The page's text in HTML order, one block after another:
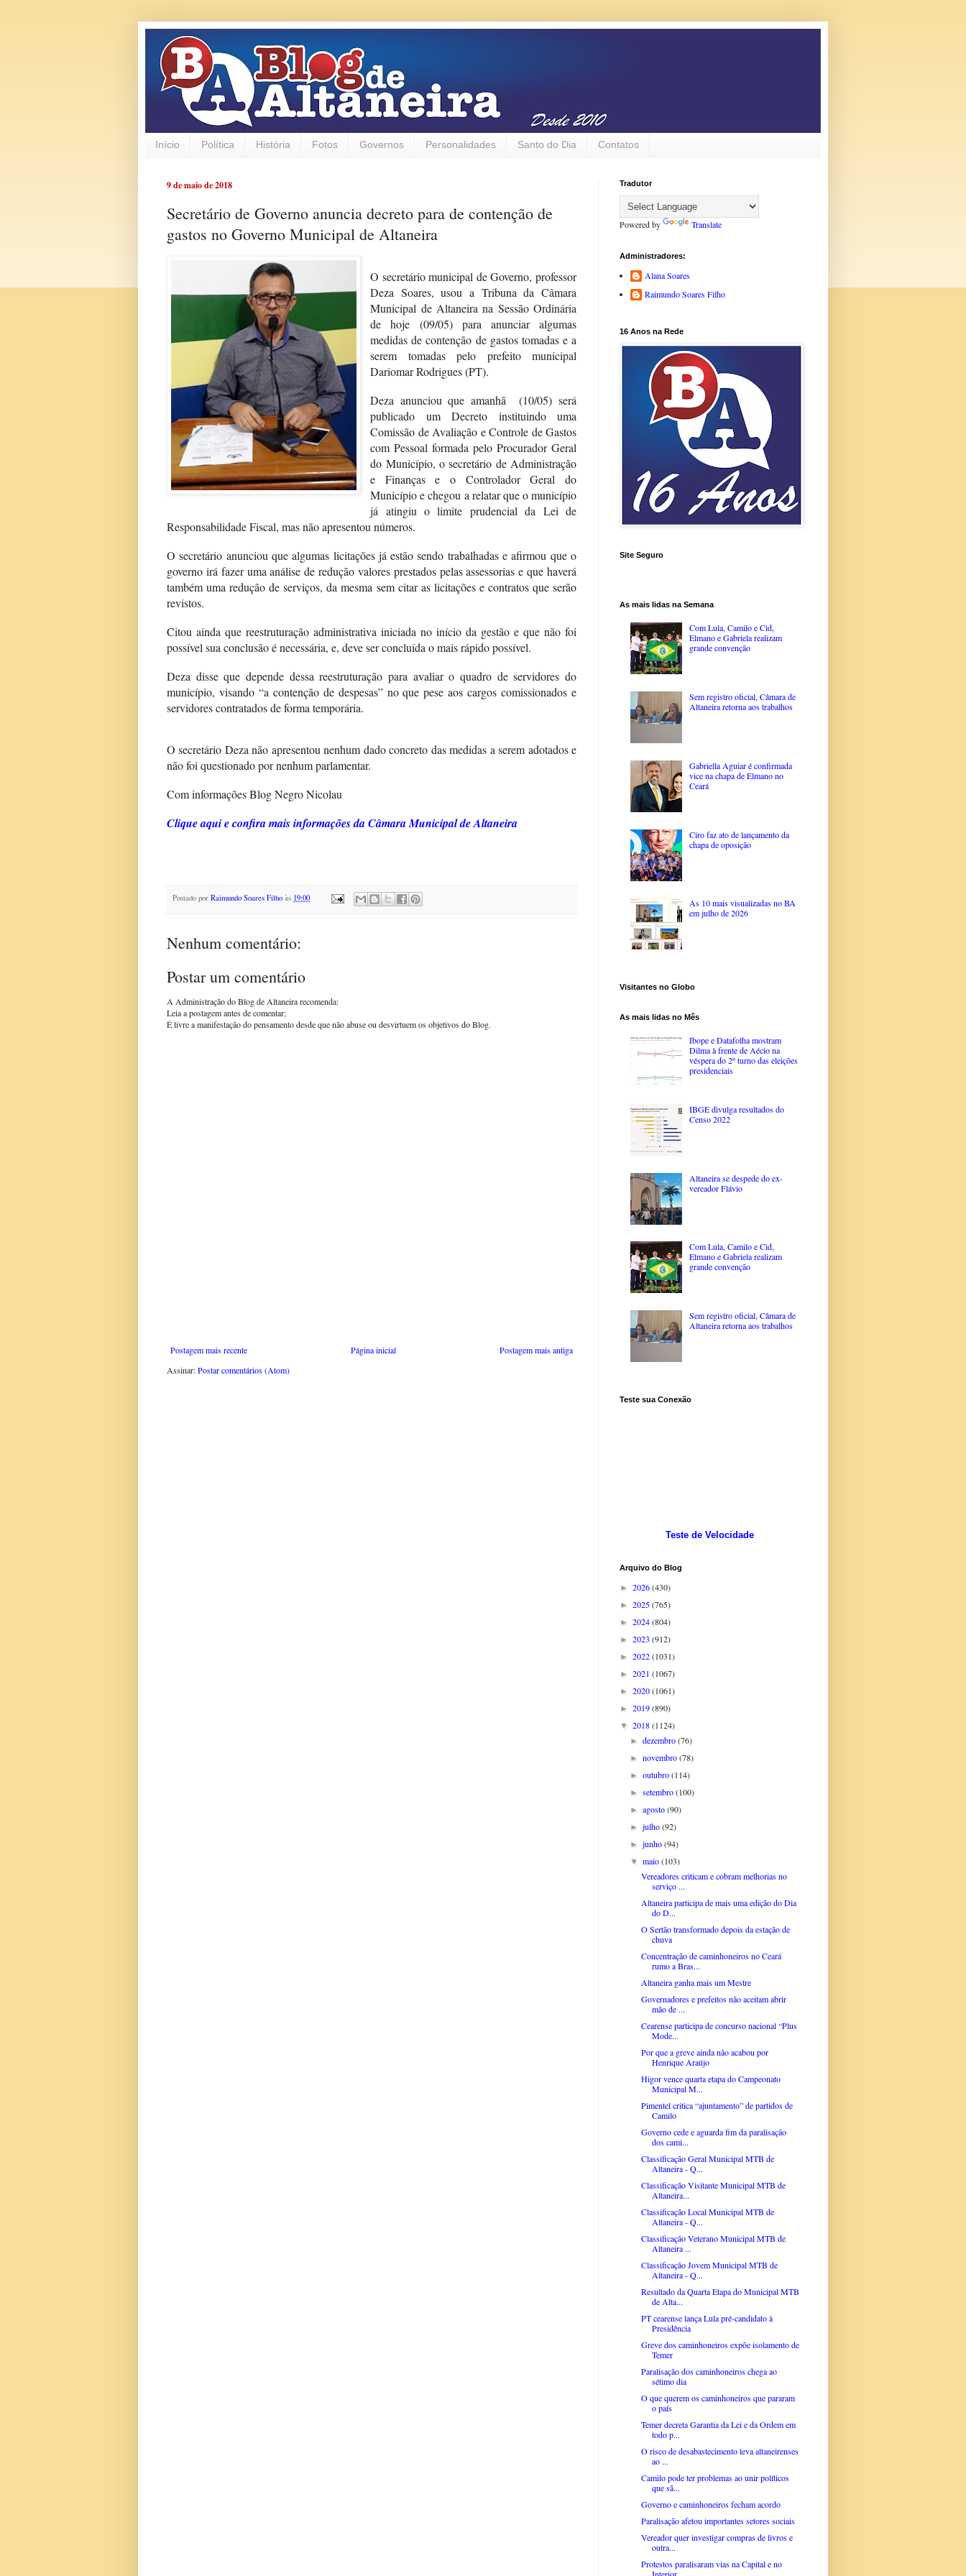
Início Política História Fotos Governos Personalidades Santo do Dia Contatos
9 de maio de 2018
Secretário de Governo anuncia decreto para de contenção de
gastos no Governo Municipal de Altaneira
O secretário municipal de Governo, professor
Deza Soares, usou a Tribuna da Câmara
Municipal de Altaneira na Sessão Ordinária
de hoje (09/05) para anunciar algumas
medidas de contenção de gastos tomadas e a
serem tomadas pelo prefeito municipal
Dariomar Rodrigues (PT).
Deza anunciou que amanhã
(10/05) será
publicado um Decreto instituindo uma
Comissão de Avaliação e Controle de Gastos
com Pessoal formada pelo Procurador Geral
do Município, o secretário de Administração
e Finanças e o Controlador Geral do
Município e chegou a relatar que o município
já atingiu o limite prudencial da Lei de
Responsabilidade Fiscal, mas não apresentou números.
O secretário anunciou que algumas licitações já estão sendo trabalhadas e afirmou que o
governo irá fazer uma análise de redução valores prestados pelas assessorias e que haverá
também uma redução de serviços, da mesma sem citar as licitações e contratos que serão
revistos.
Citou ainda que reestruturação administrativa iniciada no início da gestão e que não foi
possível sua conclusão é necessária, e, deve ser concluída o mais rápido possível.
Deza disse que depende dessa reestruturação para avaliar o quadro de servidores do
município, visando “a contenção de despesas” no que pese aos cargos comissionados e
servidores contratados de forma temporária.
O secretário Deza não apresentou nenhum dado concreto das medidas a serem adotados e
não foi questionado por nenhum parlamentar.
Com informações Blog Negro Nicolau
Clique aqui e confira mais informações da Câmara Municipal de Altaneira
Postado por Raimundo Soares Filho às 19:00
Nenhum comentário:
Postar um comentário
A Administração do Blog de Altaneira recomenda:
Leia a postagem antes de comentar;
É livre a manifestação do pensamento desde que não abuse ou desvirtuem os objetivos do Blog.
Postagem mais recente Postagem mais antiga
Página inicial
Assinar:Postar comentários (Atom)
Tradutor
Powered by Translate
Administradores:
Alana Soares
Raimundo Soares Filho
16 Anos na Rede
Site Seguro
As mais lidas na Semana
Com Lula, Camilo e Cid,
Elmano e Gabriela realizam
grande convenção
Sem registro oficial, Câmara de
Altaneira retorna aos trabalhos
Gabriella Aguiar é confirmada
vice na chapa de Elmano no
Ceará
Ciro faz ato de lançamento da
chapa de oposição
As 10 mais visualizadas no BA
em julho de 2026
Visitantes no Globo
As mais lidas no Mês
Ibope e Datafolha mostram
Dilma à frente de Aécio na
véspera do 2º turno das eleições
presidenciais
IBGE divulga resultados do
Censo 2022
Altaneira se despede do ex-
vereador Flávio
Com Lula, Camilo e Cid,
Elmano e Gabriela realizam
grande convenção
Sem registro oficial, Câmara de
Altaneira retorna aos trabalhos
Teste sua Conexão
Teste de Velocidade
Arquivo do Blog
► 2026(430)
► 2025(765)
► 2024(804)
► 2023 (912)
► 2022(1031)
► 2021 (1067)
► 2020(1061)
► 2019(890)
▼ 2018(1124)
►dezembro(76)
►novembro(78)
►outubro(114)
►setembro(100)
►agosto(90)
►julho(92)
►junho(94)
▼maio(103)
Vereadores criticam e cobram melhorias no
serviço ...
Altaneira participa de mais uma edição do Dia
do D...
O Sertão transformado depois da estação de
chuva
Concentração de caminhoneiros no Ceará
rumo a Bras...
Altaneira ganha mais um Mestre
Governadores e prefeitos não aceitam abrir
mão de ...
Cearense participa de concurso nacional “Plus
Mode...
Por que a greve ainda não acabou por
Henrique Araújo
Higor vence quarta etapa do Campeonato
Municipal M...
Pimentel critica “ajuntamento” de partidos de
Camilo
Governo cede e aguarda fim da paralisação
dos cami...
Classificação Geral Municipal MTB de
Altaneira - Q...
Classificação Visitante Municipal MTB de
Altaneira...
Classificação Local Municipal MTB de
Altaneira - Q...
Classificação Veterano Municipal MTB de
Altaneira ...
Classificação Jovem Municipal MTB de
Altaneira - Q...
Resultado da Quarta Etapa do Municipal MTB
de Alta...
PT cearense lança Lula pré-candidato à
Presidência
Greve dos caminhoneiros expõe isolamento de
Temer
Paralisação dos caminhoneiros chega ao
sétimo dia
O que querem os caminhoneiros que pararam
o país
Temer decreta Garantia da Lei e da Ordem em
todo p...
O risco de desabastecimento leva altaneirenses
ao ...
Camilo pode ter problemas ao unir políticos
que sã...
Governo e caminhoneiros fecham acordo
Paralisação afetou importantes setores sociais
Vereador quer investigar compras de livros e
outra...
Protestos paralisaram vias na Capital e no
Interior